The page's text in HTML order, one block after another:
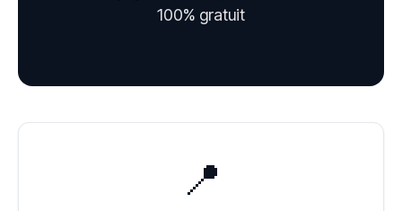
100% gratuit
📍